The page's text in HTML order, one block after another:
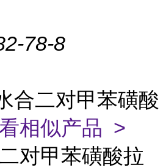
78-8
合二对甲苯磺酸
相似产品 >
对甲苯磺酸拉